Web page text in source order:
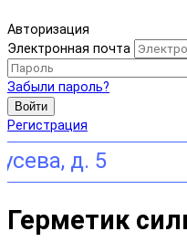
Авторизация
Электронная почта
Забыли пароль?
Войти
Регистрация
д. 5
Герметик